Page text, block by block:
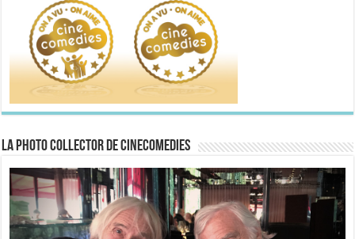
La Photo collector de CineComedies